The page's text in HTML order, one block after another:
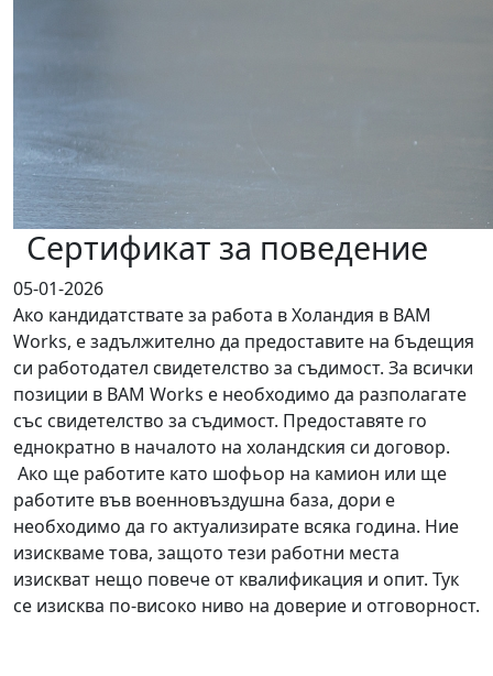
Сертификат за поведение
05-01-2026
Ако кандидатствате за работа в Холандия в BAM
Works, е задължително да предоставите на бъдещия
си работодател свидетелство за съдимост. За всички
позиции в BAM Works е необходимо да разполагате
със свидетелство за съдимост. Предоставяте го
еднократно в началото на холандския си договор.
Ако ще работите като шофьор на камион или ще
работите във военновъздушна база, дори е
необходимо да го актуализирате всяка година. Ние
изискваме това, защото тези работни места
изискват нещо повече от квалификация и опит. Тук
се изисква по-високо ниво на доверие и отговорност.